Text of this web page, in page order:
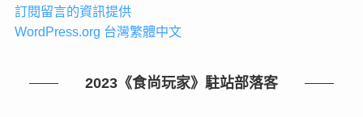
訂閱留言的資訊提供
WordPress.org 台灣繁體中文
2023《食尚玩家》駐站部落客